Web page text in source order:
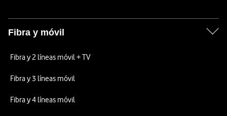
Fibra y móvil
Fibra y 2 líneas móvil + TV
Fibra y 3 líneas móvil
Fibra y 4 líneas móvil